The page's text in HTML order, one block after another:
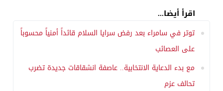
اقرأ أيضا...
توتر في سامراء بعد رفض سرايا السلام قائداً أمنياً محسوباً
على العصائب
مع بدء الدعاية الانتخابية.. عاصفة انشقاقات جديدة تضرب
تحالف عزم